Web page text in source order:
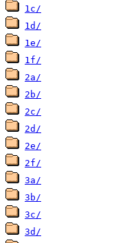
1c/
1d/
1e/
1f/
2a/
2b/
2c/
2d/
2e/
2f/
3a/
3b/
3c/
3d/